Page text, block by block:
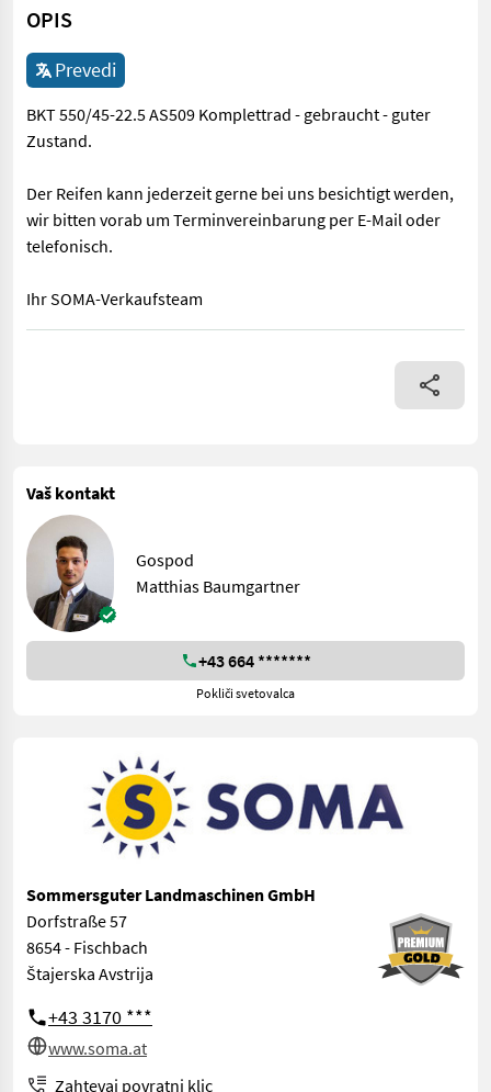
OPIS
Prevedi
BKT 550/45-22.5 AS509 Komplettrad - gebraucht - guter
Zustand.
Der Reifen kann jederzeit gerne bei uns besichtigt werden,
wir bitten vorab um Terminvereinbarung per E-Mail oder
telefonisch.
Ihr SOMA-Verkaufsteam
BKT 550/45-22.5 AS509 Komplettrad - gebraucht - guter
Vaš kontakt
Gospod
Matthias Baumgartner
+43 664 *******
Pokliči svetovalca
Sommersguter Landmaschinen GmbH
Dorfstraße 57
8654 - Fischbach
Štajerska Avstrija
+43 3170 ***
www.soma.at
Zahtevaj povratni klic